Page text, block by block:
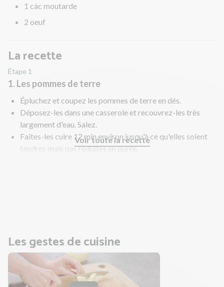
1 càc moutarde
2 oeuf
La recette
Étape 1
1. Les pommes de terre
Épluchez et coupez les pommes de terre en dés.
Déposez-les dans une casserole et recouvrez-les très
largement d'eau. Salez.
Faites-les cuire 12 min environ jusqu'à ce qu'elles soient
tendres mais pas réduites en purée.
Voir toute la recette
Les gestes de cuisine